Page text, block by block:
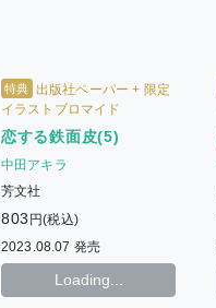
特典 出版社ペーパー + 限定
イラストブロマイド
恋する鉄面皮(5)
中田アキラ
芳文社
803 円(税込)
2023.08.07 発売
Loading...